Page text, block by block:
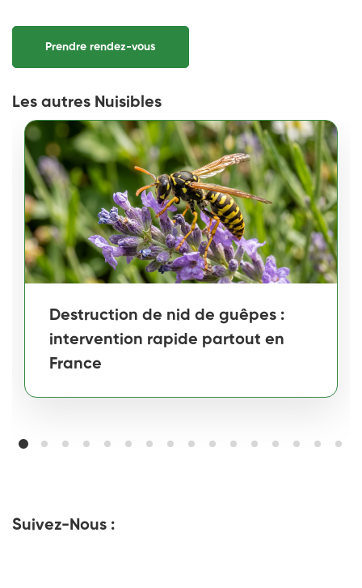
Prendre rendez-vous
Les autres Nuisibles
Destruction de nid de guêpes :
intervention rapide partout en
France
Suivez-Nous :